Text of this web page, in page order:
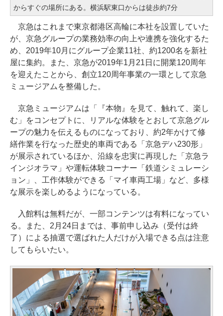
からすぐの場所にある。横浜駅東口からは徒歩約7分
京急はこれまで東京都港区高輪に本社を設置していた
が、京急グループの業務効率の向上や連携を強化するた
め、2019年10月にグループ企業11社、約1200名を新社
屋に集約。また、京急が2019年1月21日に開業120周年
を迎えたことから、創立120周年事業の一環として京急
ミュージアムを整備した。
京急ミュージアムは「『本物』を見て、触れて、楽し
む」をコンセプトに、リアルな体験をとおして京急グル
ープの魅力を伝えるものになっており、約2年かけて修
繕作業を行なった歴史的車両である「京急デハ230形」
が展示されているほか、沿線を忠実に再現した「京急ラ
インジオラマ」や運転体験コーナー「鉄道シミュレーシ
ョン」、工作体験ができる「マイ車両工場」など、多様
な展示を楽しめるようになっている。
入館料は無料だが、一部コンテンツは有料になってい
る。また、2月24日までは、事前申し込み（受付は終
了）による抽選で選ばれた人だけが入場できる点は注意
してもらいたい。